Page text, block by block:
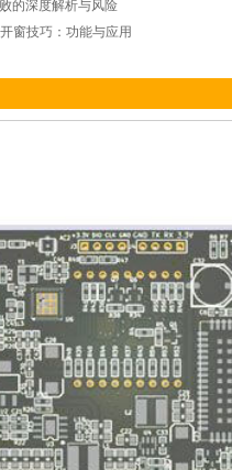
的深度解析与风险
窗技巧：功能与应用